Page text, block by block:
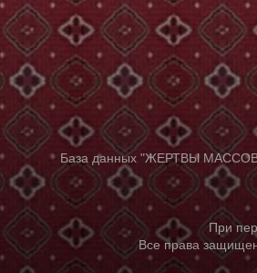
База данных "ЖЕРТВЫ
При
Все права